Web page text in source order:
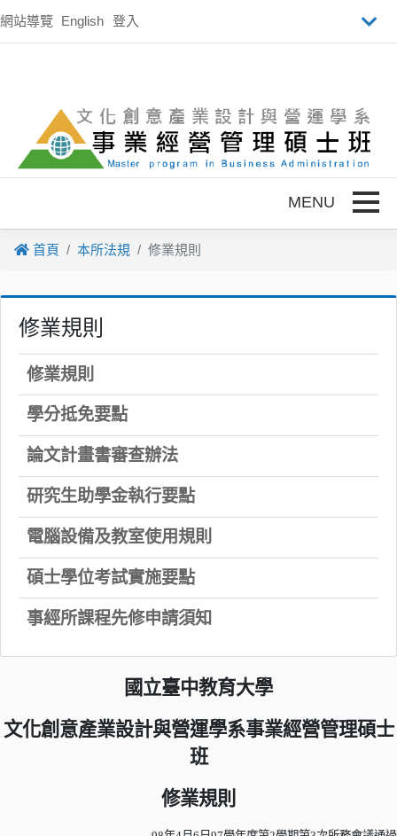
網站導覽 English 登入
首頁 本所法規 修業規則
修業規則
修業規則
學分抵免要點
論文計畫書審查辦法
研究生助學金執行要點
電腦設備及教室使用規則
碩士學位考試實施要點
事經所課程先修申請須知
國立臺中教育大學
文化創意產業設計與營運學系事業經營管理碩士
班
修業規則